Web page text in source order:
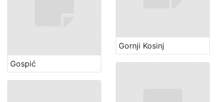
Gornji Kosinj
Gospić